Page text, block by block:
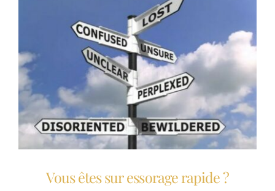
tu
répètes
des
années
ne
même
pas
de
Vous êtes sur essorage rapide ?